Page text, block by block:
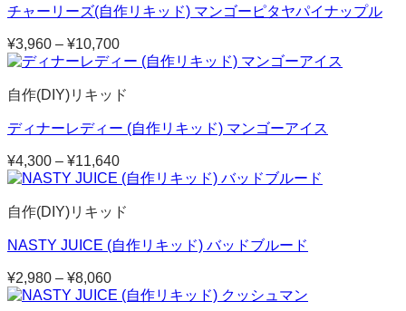
¥10,680
チャーリーズ(自作リキッド) マンゴーピタヤパイナップル
¥3,960 – ¥10,700価
格
¥3,960
¥10,700
自作(DIY)リキッド
ディナーレディー (自作リキッド) マンゴーアイス
¥4,300 – ¥11,640価
格
¥4,300
¥11,640
自作(DIY)リキッド
NASTY JUICE (自作リキッド) バッドブルード
¥2,980 – ¥8,060価
格